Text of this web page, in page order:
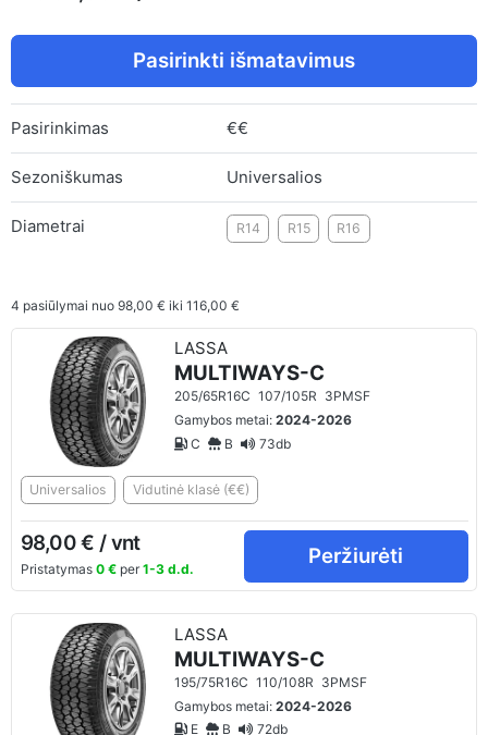
Pasirinkti išmatavimus
Pasirinkimas €€
Sezoniškumas Universalios
Diametrai R14 R15 R16
4 pasiūlymai nuo 98,00 € iki 116,00 €
LASSA
MULTIWAYS-C
205/65R16C 107/105R 3PMSF
Gamybos metai:2024-2026
C
B 73db
Universalios Vidutinė klasė (€€)
98,00 € / vnt
Pristatymas 0 €per 1-3 d.d.
Peržiurėti
LASSA
MULTIWAYS-C
195/75R16C 110/108R 3PMSF
Gamybos metai:2024-2026
E
B 72db